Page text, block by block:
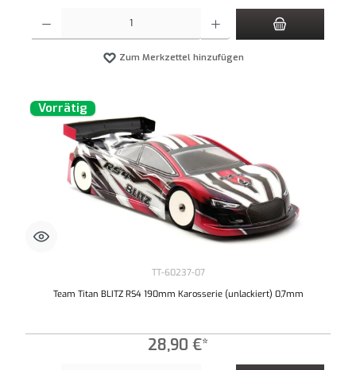
Zum Merkzettel hinzufügen
Vorrätig
TT-60237-07
Team Titan BLITZ RS4 190mm Karosserie (unlackiert) 0,7mm
28,90 €*